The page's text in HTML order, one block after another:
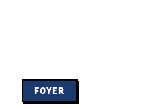
FOYER